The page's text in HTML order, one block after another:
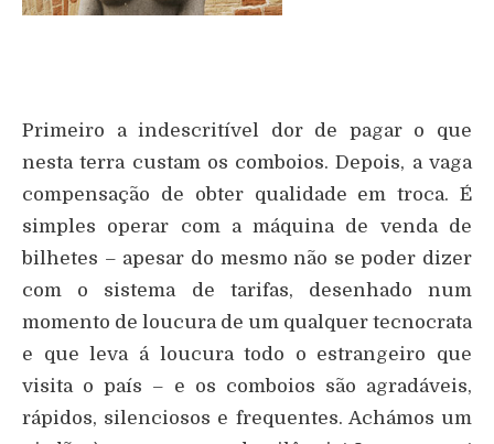
Primeiro a indescritível dor de pagar o que
nesta terra custam os comboios. Depois, a vaga
compensação de obter qualidade em troca. É
simples operar com a máquina de venda de
bilhetes – apesar do mesmo não se poder dizer
com o sistema de tarifas, desenhado num
momento de loucura de um qualquer tecnocrata
e que leva á loucura todo o estrangeiro que
visita o país – e os comboios são agradáveis,
rápidos, silenciosos e frequentes. Achámos um